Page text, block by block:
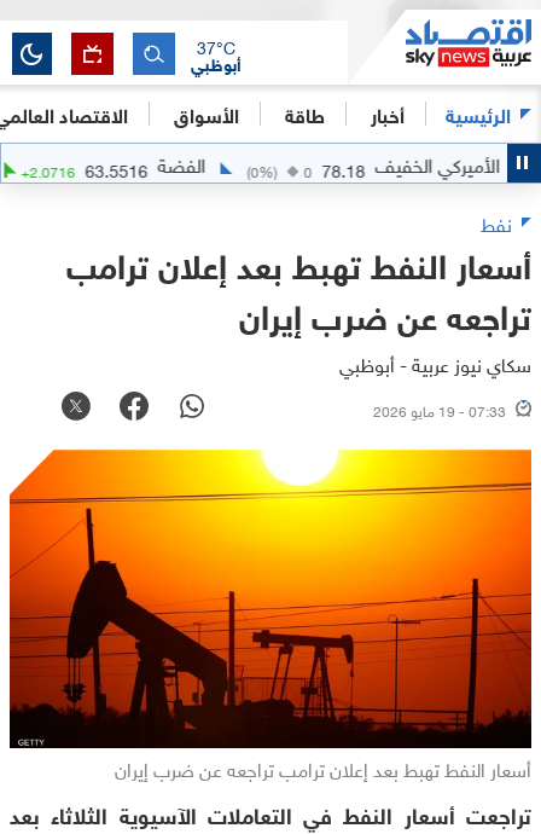
الرئيسية أخبار طاقة الأسواق الاقتصاد
أبوظبي
37°C
الخفيف 78.18
0
(0 %) الفضة 63.5516
+2.0716
3.37%)
نفط
أسعار النفط تهبط بعد إعلان ترامب
تراجعه عن ضرب إيران
سكاي نيوز عربية - أبوظبي
07:33 - 19 مايو 2026
أسعار النفط تهبط بعد إعلان ترامب تراجعه عن ضرب إيران
تراجعت أسعار النفط في التعاملات الآسيوية الثلاثاء بعد